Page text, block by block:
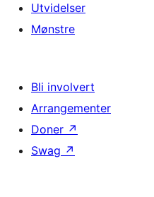
Utvidelser
Mønstre
Bli involvert
Arrangementer
Doner ↗
Swag ↗